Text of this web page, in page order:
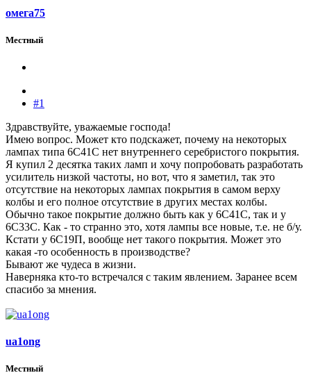
омега75
Местный
#1
Здравствуйте, уважаемые господа!
Имею вопрос. Может кто подскажет, почему на некоторых
лампах типа 6С41С нет внутреннего серебристого покрытия.
Я купил 2 десятка таких ламп и хочу попробовать разработать
усилитель низкой частоты, но вот, что я заметил, так это
отсутствие на некоторых лампах покрытия в самом верху
колбы и его полное отсутствие в других местах колбы.
Обычно такое покрытие должно быть как у 6С41С, так и у
6С33С. Как - то странно это, хотя лампы все новые, т.е. не б/у.
Кстати у 6С19П, вообще нет такого покрытия. Может это
какая -то особенность в производстве?
Бывают же чудеса в жизни.
Наверняка кто-то встречался с таким явлением. Заранее всем
спасибо за мнения.
ua1ong
Местный